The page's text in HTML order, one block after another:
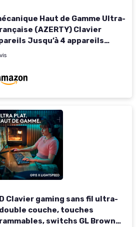
Haut de Gamme Ultra-
(AZERTY) Clavier
Jusqu’à 4 appareils
Noir
Clavier gaming sans fil ultra-
couche, touches
switchs GL Brown